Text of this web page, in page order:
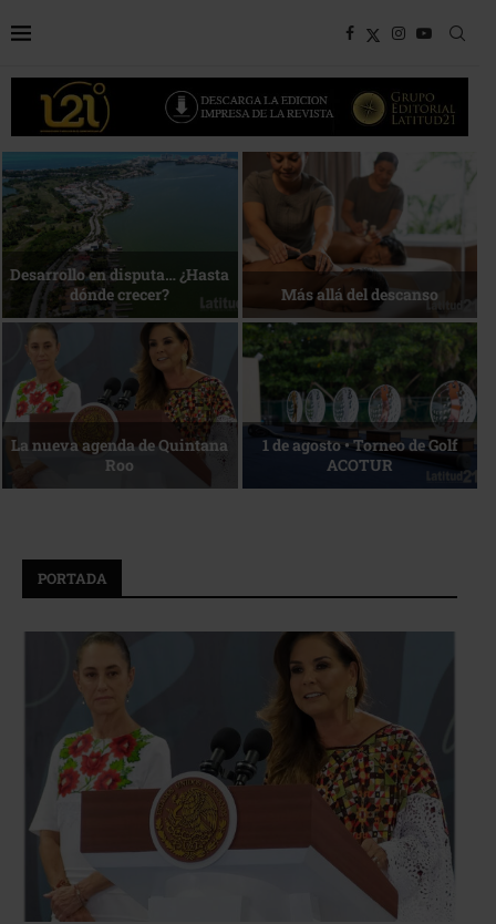
Bottega, un viaje servido a la
mesa
Energía que Impulsa la
competitividad
Reconocimiento de viajeros La esencia del servicio
PORTADA